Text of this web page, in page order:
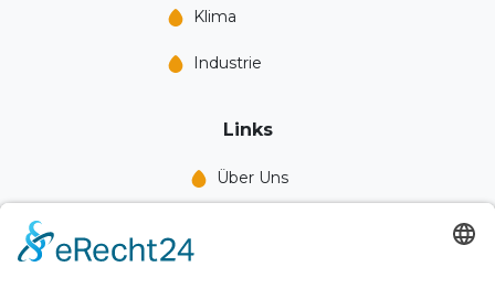
Klima
Industrie
Links
Über Uns